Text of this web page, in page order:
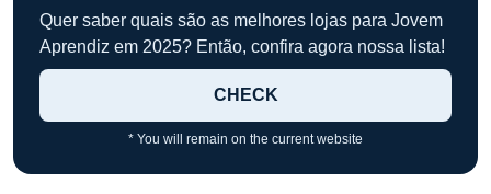
Quer saber quais são as melhores lojas para Jovem
Aprendiz em 2025? Então, confira agora nossa lista!
CHECK
* You will remain on the current website